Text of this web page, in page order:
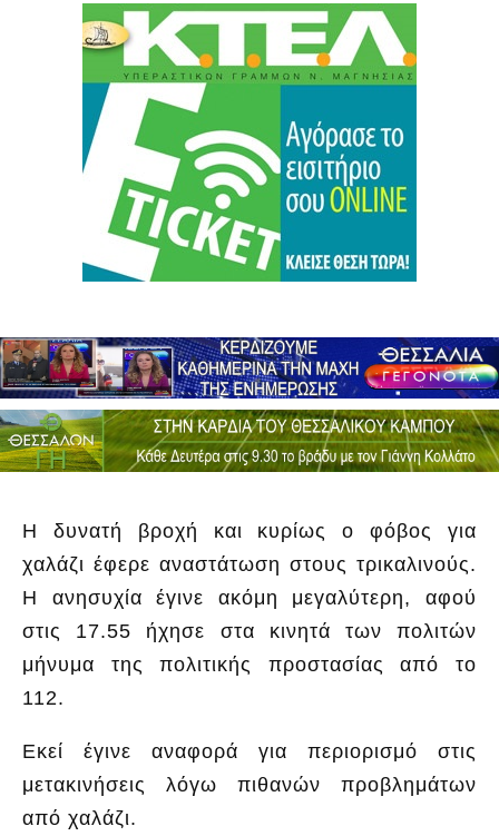
Η δυνατή βροχή και κυρίως ο φόβος για
χαλάζι έφερε αναστάτωση στους τρικαλινούς.
Η ανησυχία έγινε ακόμη μεγαλύτερη, αφού
στις 17.55 ήχησε στα κινητά των πολιτών
μήνυμα της πολιτικής προστασίας από το
112.
Εκεί έγινε αναφορά για περιορισμό στις
μετακινήσεις λόγω πιθανών προβλημάτων
από χαλάζι.